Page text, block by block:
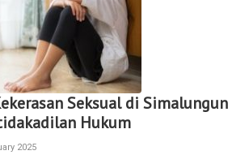
Seksual di Simalungun
Hukum
2025